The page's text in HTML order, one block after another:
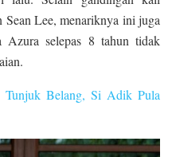
Sean Lee, menariknya ini juga
selepas 8 tahun tidak
Belang, Si Adik Pula